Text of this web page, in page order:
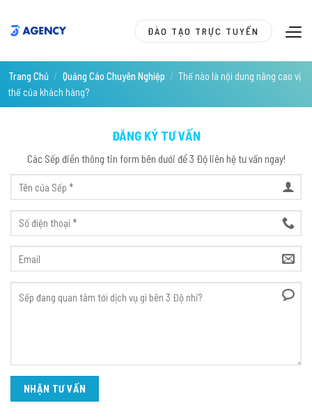
ĐÀO TẠO TRỰC TUYẾN
Trang Chủ / Quảng Cáo Chuyên Nghiệp / Thế nào là nội dung nâng cao vị
thế của khách hàng?
ĐĂNG KÝ TƯ VẤN
Các Sếp điền thông tin form bên dưới để 3 Độ liên hệ tư vấn ngay!